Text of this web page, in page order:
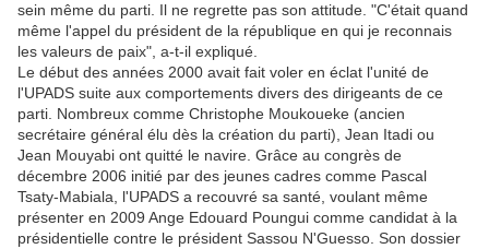
sein même du parti. Il ne regrette pas son attitude. "C'était quand
même l'appel du président de la république en qui je reconnais
les valeurs de paix", a-t-il expliqué.
Le début des années 2000 avait fait voler en éclat l'unité de
l'UPADS suite aux comportements divers des dirigeants de ce
parti. Nombreux comme Christophe Moukoueke (ancien
secrétaire général élu dès la création du parti), Jean Itadi ou
Jean Mouyabi ont quitté le navire. Grâce au congrès de
décembre 2006 initié par des jeunes cadres comme Pascal
Tsaty-Mabiala, l'UPADS a recouvré sa santé, voulant même
présenter en 2009 Ange Edouard Poungui comme candidat à la
présidentielle contre le président Sassou N'Guesso. Son dossier